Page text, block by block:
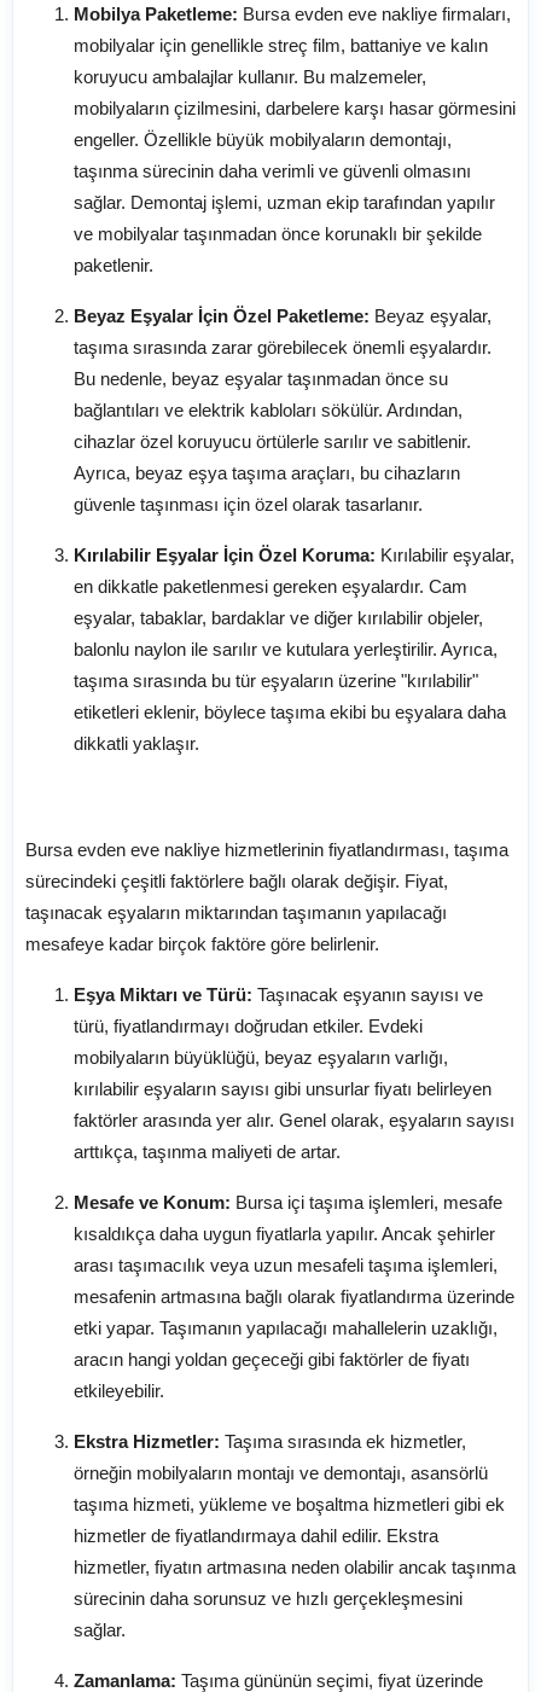
Mobilya Paketleme: Bursa evden eve nakliye firmaları,
mobilyalar için genellikle streç film, battaniye ve kalın
koruyucu ambalajlar kullanır. Bu malzemeler,
mobilyaların çizilmesini, darbelere karşı hasar görmesini
engeller. Özellikle büyük mobilyaların demontajı,
taşınma sürecinin daha verimli ve güvenli olmasını
sağlar. Demontaj işlemi, uzman ekip tarafından yapılır
ve mobilyalar taşınmadan önce korunaklı bir şekilde
paketlenir.
Beyaz Eşyalar İçin Özel Paketleme: Beyaz eşyalar,
taşıma sırasında zarar görebilecek önemli eşyalardır.
Bu nedenle, beyaz eşyalar taşınmadan önce su
bağlantıları ve elektrik kabloları sökülür. Ardından,
cihazlar özel koruyucu örtülerle sarılır ve sabitlenir.
Ayrıca, beyaz eşya taşıma araçları, bu cihazların
güvenle taşınması için özel olarak tasarlanır.
Kırılabilir Eşyalar İçin Özel Koruma: Kırılabilir eşyalar,
en dikkatle paketlenmesi gereken eşyalardır. Cam
eşyalar, tabaklar, bardaklar ve diğer kırılabilir objeler,
balonlu naylon ile sarılır ve kutulara yerleştirilir. Ayrıca,
taşıma sırasında bu tür eşyaların üzerine "kırılabilir"
etiketleri eklenir, böylece taşıma ekibi bu eşyalara daha
dikkatli yaklaşır.
Bursa evden eve nakliye hizmetlerinin fiyatlandırması, taşıma
sürecindeki çeşitli faktörlere bağlı olarak değişir. Fiyat,
taşınacak eşyaların miktarından taşımanın yapılacağı
mesafeye kadar birçok faktöre göre belirlenir.
Eşya Miktarı ve Türü: Taşınacak eşyanın sayısı ve
türü, fiyatlandırmayı doğrudan etkiler. Evdeki
mobilyaların büyüklüğü, beyaz eşyaların varlığı,
kırılabilir eşyaların sayısı gibi unsurlar fiyatı belirleyen
faktörler arasında yer alır. Genel olarak, eşyaların sayısı
arttıkça, taşınma maliyeti de artar.
Mesafe ve Konum: Bursa içi taşıma işlemleri, mesafe
kısaldıkça daha uygun fiyatlarla yapılır. Ancak şehirler
arası taşımacılık veya uzun mesafeli taşıma işlemleri,
mesafenin artmasına bağlı olarak fiyatlandırma üzerinde
etki yapar. Taşımanın yapılacağı mahallelerin uzaklığı,
aracın hangi yoldan geçeceği gibi faktörler de fiyatı
etkileyebilir.
Ekstra Hizmetler: Taşıma sırasında ek hizmetler,
örneğin mobilyaların montajı ve demontajı, asansörlü
taşıma hizmeti, yükleme ve boşaltma hizmetleri gibi ek
hizmetler de fiyatlandırmaya dahil edilir. Ekstra
hizmetler, fiyatın artmasına neden olabilir ancak taşınma
sürecinin daha sorunsuz ve hızlı gerçekleşmesini
sağlar.
Zamanlama: Taşıma gününün seçimi, fiyat üzerinde